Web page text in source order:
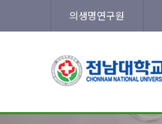
의생명연구원